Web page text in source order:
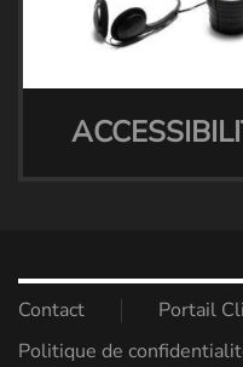
Contact Portail
Politique de